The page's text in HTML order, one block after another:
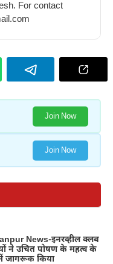
For contact
Join Now
Join Now
News-इनरव्हील क्लब
ने उचित पोषण के महत्व के
जागरूक किया